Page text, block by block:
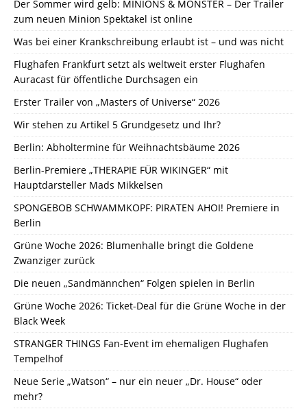
Der Sommer wird gelb: MINIONS & MONSTER – Der Trailer
zum neuen Minion Spektakel ist online
Was bei einer Krankschreibung erlaubt ist – und was nicht
Flughafen Frankfurt setzt als weltweit erster Flughafen
Auracast für öffentliche Durchsagen ein
Erster Trailer von „Masters of Universe“ 2026
Wir stehen zu Artikel 5 Grundgesetz und Ihr?
Berlin: Abholtermine für Weihnachtsbäume 2026
Berlin-Premiere „THERAPIE FÜR WIKINGER“ mit
Hauptdarsteller Mads Mikkelsen
SPONGEBOB SCHWAMMKOPF: PIRATEN AHOI! Premiere in
Berlin
Grüne Woche 2026: Blumenhalle bringt die Goldene
Zwanziger zurück
Die neuen „Sandmännchen“ Folgen spielen in Berlin
Grüne Woche 2026: Ticket-Deal für die Grüne Woche in der
Black Week
STRANGER THINGS Fan-Event im ehemaligen Flughafen
Tempelhof
Neue Serie „Watson“ – nur ein neuer „Dr. House“ oder
mehr?